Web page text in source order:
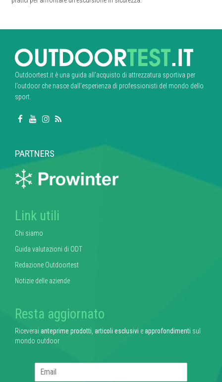
Outdoortest.it è una guida all’acquisto di attrezzatura sportiva per
l’outdoor che nasce dall’esperienza di professionisti del mondo dello
sport.
PARTNERS
Link utili
Chi siamo
Guida valutazioni di ODT
Redazione Outdoortest
Notizie delle aziende
Resta aggiornato
Riceverai anteprime prodotti articoli esclusivi eapprofondimenti sul
mondo outdoor